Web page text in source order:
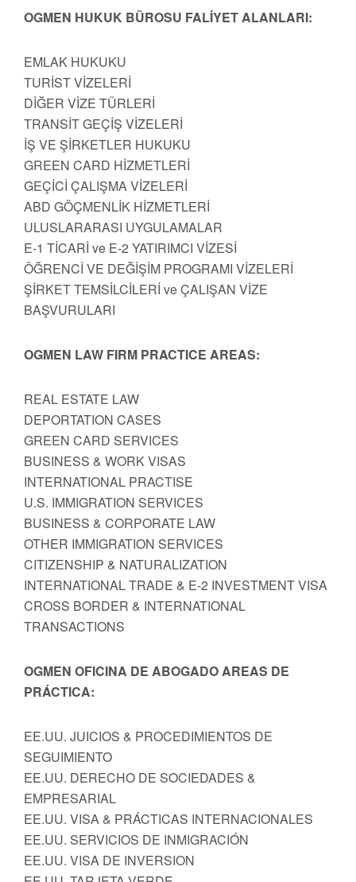
OGMEN HUKUK BÜROSU FALİYET ALANLARI:
EMLAK HUKUKU
TURİST VİZELERİ
DİĞER VİZE TÜRLERİ
TRANSİT GEÇİŞ VİZELERİ
İŞ VE ŞİRKETLER HUKUKU
GREEN CARD HİZMETLERİ
GEÇİCİ ÇALIŞMA VİZELERİ
ABD GÖÇMENLİK HİZMETLERİ
ULUSLARARASI UYGULAMALAR
E-1 TİCARİ ve E-2 YATIRIMCI VİZESİ
ÖĞRENCİ VE DEĞİŞİM PROGRAMI VİZELERİ
ŞİRKET TEMSİLCİLERİ ve ÇALIŞAN VİZE
BAŞVURULARI
OGMEN LAW FIRM PRACTICE AREAS:
REAL ESTATE LAW
DEPORTATION CASES
GREEN CARD SERVICES
BUSINESS & WORK VISAS
INTERNATIONAL PRACTISE
U.S. IMMIGRATION SERVICES
BUSINESS & CORPORATE LAW
OTHER IMMIGRATION SERVICES
CITIZENSHIP & NATURALIZATION
INTERNATIONAL TRADE & E-2 INVESTMENT VISA
CROSS BORDER & INTERNATIONAL
TRANSACTIONS
OGMEN OFICINA DE ABOGADO AREAS DE
PRÁCTICA:
EE.UU. JUICIOS & PROCEDIMIENTOS DE
SEGUIMIENTO
EE.UU. DERECHO DE SOCIEDADES &
EMPRESARIAL
EE.UU. VISA & PRÁCTICAS INTERNACIONALES
EE.UU. SERVICIOS DE INMIGRACIÓN
EE.UU. VISA DE INVERSION